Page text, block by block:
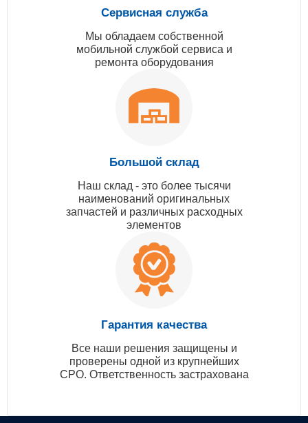
Сервисная служба
Мы обладаем собственной
мобильной службой сервиса и
ремонта оборудования
Большой склад
Наш склад - это более тысячи
наименований оригинальных
запчастей и различных расходных
элементов
Гарантия качества
Все наши решения защищены и
проверены одной из крупнейших
СРО. Ответственность застрахована